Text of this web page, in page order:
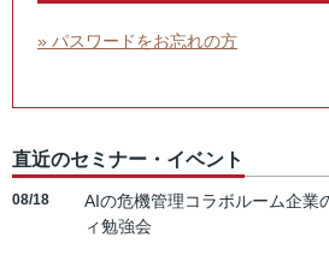
» パスワードをお忘れの方
直近のセミナー・イベント
08/18
AIの危機管理コラボルーム企業
ィ勉強会